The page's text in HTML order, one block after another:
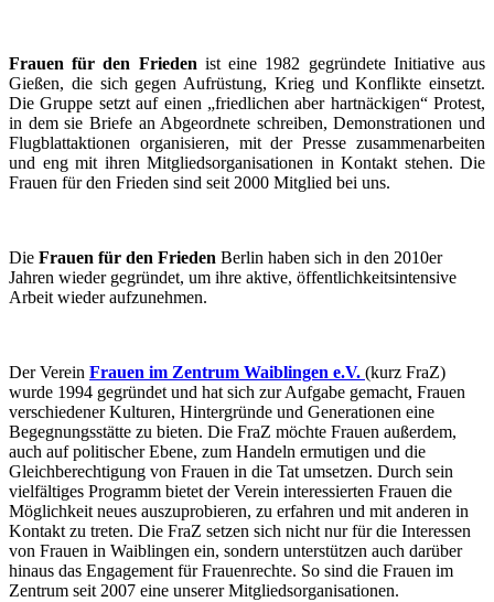
Frauen für den Frieden ist eine 1982 gegründete Initiative aus
Gießen, die sich gegen Aufrüstung, Krieg und Konflikte einsetzt.
Die Gruppe setzt auf einen „friedlichen aber hartnäckigen“ Protest,
in dem sie Briefe an Abgeordnete schreiben, Demonstrationen und
Flugblattaktionen organisieren, mit der Presse zusammenarbeiten
und eng mit ihren Mitgliedsorganisationen in Kontakt stehen. Die
Frauen für den Frieden sind seit 2000 Mitglied bei uns.
Die Frauen für den Frieden Berlin haben sich in den 2010er
Jahren wieder gegründet, um ihre aktive, öffentlichkeitsintensive
Arbeit wieder aufzunehmen.
Der Verein Frauen im Zentrum Waiblingen e.V. (kurz FraZ)
wurde 1994 gegründet und hat sich zur Aufgabe gemacht, Frauen
verschiedener Kulturen, Hintergründe und Generationen eine
Begegnungsstätte zu bieten. Die FraZ möchte Frauen außerdem,
auch auf politischer Ebene, zum Handeln ermutigen und die
Gleichberechtigung von Frauen in die Tat umsetzen. Durch sein
vielfältiges Programm bietet der Verein interessierten Frauen die
Möglichkeit neues auszuprobieren, zu erfahren und mit anderen in
Kontakt zu treten. Die FraZ setzen sich nicht nur für die Interessen
von Frauen in Waiblingen ein, sondern unterstützen auch darüber
hinaus das Engagement für Frauenrechte. So sind die Frauen im
Zentrum seit 2007 eine unserer Mitgliedsorganisationen.